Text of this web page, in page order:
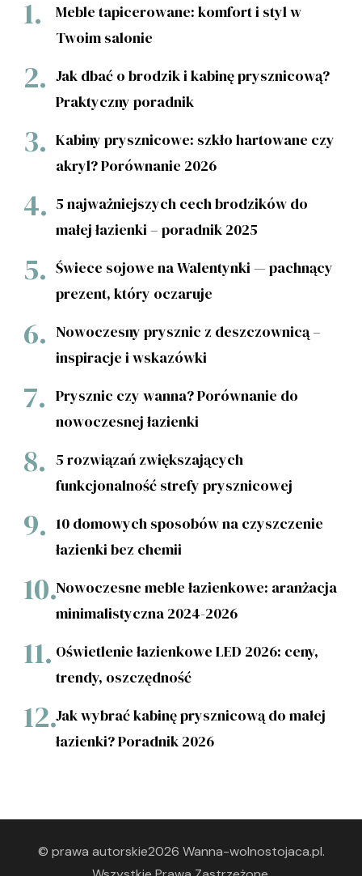
Meble tapicerowane: komfort i styl w
Twoim salonie
Jak dbać o brodzik i kabinę prysznicową?
Praktyczny poradnik
Kabiny prysznicowe: szkło hartowane czy
akryl? Porównanie 2026
5 najważniejszych cech brodzików do
małej łazienki – poradnik 2025
Świece sojowe na Walentynki — pachnący
prezent, który oczaruje
Nowoczesny prysznic z deszczownicą –
inspiracje i wskazówki
Prysznic czy wanna? Porównanie do
nowoczesnej łazienki
5 rozwiązań zwiększających
funkcjonalność strefy prysznicowej
10 domowych sposobów na czyszczenie
łazienki bez chemii
Nowoczesne meble łazienkowe: aranżacja
minimalistyczna 2024-2026
Oświetlenie łazienkowe LED 2026: ceny,
trendy, oszczędność
Jak wybrać kabinę prysznicową do małej
łazienki? Poradnik 2026
© prawa autorskie2026 Wanna-wolnostojaca.pl.